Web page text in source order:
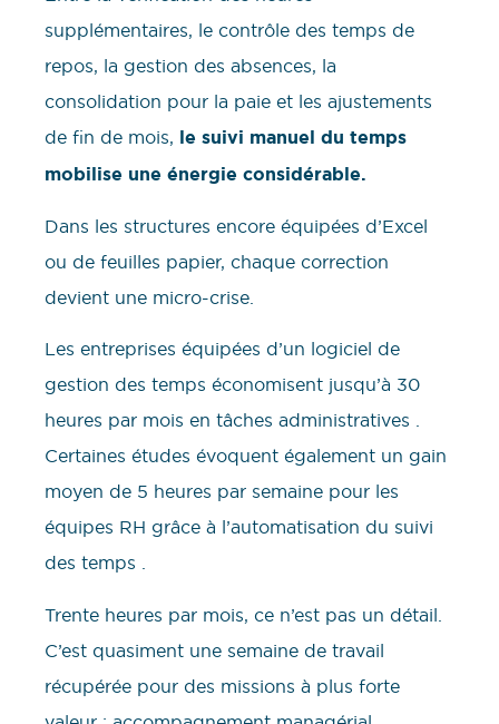
supplémentaires, le contrôle des temps de
repos, la gestion des absences, la
consolidation pour la paie et les ajustements
de fin de mois, le suivi manuel du temps
mobilise une énergie considérable.
Dans les structures encore équipées d’Excel
ou de feuilles papier, chaque correction
devient une micro-crise.
Les entreprises équipées d’un logiciel de
gestion des temps économisent jusqu’à 30
heures par mois en tâches administratives .
Certaines études évoquent également un gain
moyen de 5 heures par semaine pour les
équipes RH grâce à l’automatisation du suivi
des temps .
Trente heures par mois, ce n’est pas un détail.
C’est quasiment une semaine de travail
récupérée pour des missions à plus forte